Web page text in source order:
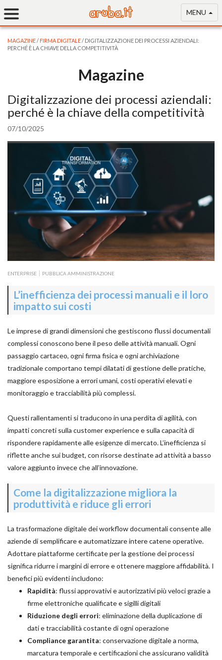
MENU
MAGAZINE/ FIRMA DIGITALE/ DIGITALIZZAZIONE DEI PROCESSI AZIENDALI:
PERCHÉ È LA CHIAVE DELLA COMPETITIVITÀ
Magazine
Digitalizzazione dei processi aziendali:
perché è la chiave della competitività
07/10/2025
ENTERPRISE PUBBLICA AMMINISTRAZIONE
L’inefficienza dei processi manuali e il loro
impatto sui costi
Le imprese di grandi dimensioni che gestiscono flussi documentali
complessi conoscono bene il peso delle attività manuali. Ogni
passaggio cartaceo, ogni firma fisica e ogni archiviazione
tradizionale comportano tempi dilatati di gestione delle pratiche,
maggiore esposizione a errori umani, costi operativi elevati e
monitoraggio e tracciabilità più complessi.
Questi rallentamenti si traducono in una perdita di agilità, con
impatti concreti sulla customer experience e sulla capacità di
rispondere rapidamente alle esigenze di mercato. L’inefficienza si
riflette anche sui budget, con risorse destinate ad attività a basso
valore aggiunto invece che all’innovazione.
Come la digitalizzazione migliora la
produttività e riduce gli errori
La trasformazione digitale dei workflow documentali consente alle
aziende di semplificare e automatizzare intere catene operative.
Adottare piattaforme certificate per la gestione dei processi
significa ridurre i margini di errore e ottenere maggiore affidabilità. I
benefici più evidenti includono:
Rapidità: flussi approvativi e autorizzativi più veloci grazie a
firme elettroniche qualificate e sigilli digitali
Riduzione degli errori: eliminazione della duplicazione di
dati e tracciabilità costante di ogni operazione
Compliance garantita: conservazione digitale a norma,
marcatura temporale e certificazioni che assicurano validità